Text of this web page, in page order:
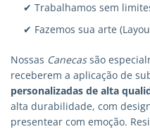
✔ Trabalhamos sem
✔ Fazemos sua arte
Nossas Canecassão
receberem a aplicação de
personalizadas de alta
alta durabilidade, com
presentear com emoção.